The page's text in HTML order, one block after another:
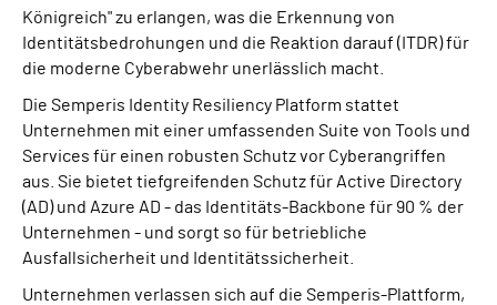
Königreich" zu erlangen, was die Erkennung von
Identitätsbedrohungen und die Reaktion darauf (ITDR) für
die moderne Cyberabwehr unerlässlich macht.
Die Semperis Identity Resiliency Platform stattet
Unternehmen mit einer umfassenden Suite von Tools und
Services für einen robusten Schutz vor Cyberangriffen
aus. Sie bietet tiefgreifenden Schutz für Active Directory
(AD) und Azure AD - das Identitäts-Backbone für 90 % der
Unternehmen - und sorgt so für betriebliche
Ausfallsicherheit und Identitätssicherheit.
Unternehmen verlassen sich auf die Semperis-Plattform,